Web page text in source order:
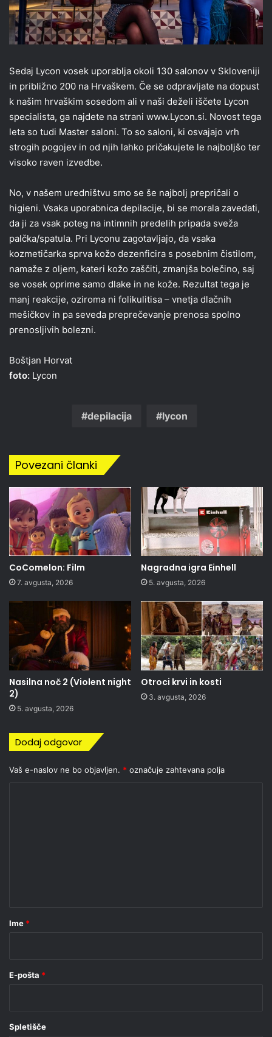
Sedaj Lycon vosek uporablja okoli 130 salonov v Skloveniji
in približno 200 na Hrvaškem. Če se odpravljate na dopust
k našim hrvaškim sosedom ali v naši deželi iščete Lycon
specialista, ga najdete na strani www.Lycon.si. Novost tega
leta so tudi Master saloni. To so saloni, ki osvajajo vrh
strogih pogojev in od njih lahko pričakujete le najboljšo ter
visoko raven izvedbe.
No, v našem uredništvu smo se še najbolj prepričali o
higieni. Vsaka uporabnica depilacije, bi se morala zavedati,
da ji za vsak poteg na intimnih predelih pripada sveža
palčka/spatula. Pri Lyconu zagotavljajo, da vsaka
kozmetičarka sprva kožo dezenficira s posebnim čistilom,
namaže z oljem, kateri kožo zaščiti, zmanjša bolečino, saj
se vosek oprime samo dlake in ne kože. Rezultat tega je
manj reakcije, oziroma ni folikulitisa – vnetja dlačnih
mešičkov in pa seveda preprečevanje prenosa spolno
prenosljivih bolezni.
Boštjan Horvat
foto: Lycon
depilacija lycon
Povezani članki
CoComelon: Film
7. avgusta, 2026
Nagradna igra Einhell
5. avgusta, 2026
Nasilna noč 2 (Violent night
2)
5. avgusta, 2026
Otroci krvi in kosti
3. avgusta, 2026
Dodaj odgovor
Vaš e-naslov ne bo objavljen. * označuje zahtevana polja
rIme *
E-pošta *
Spletišče